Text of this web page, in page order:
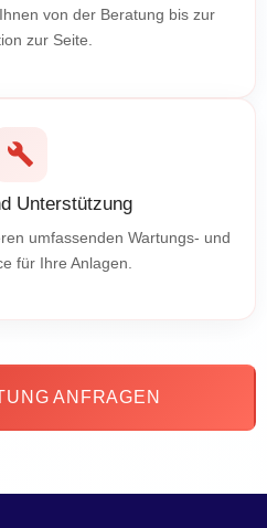
von der Beratung bis zur
zur Seite.
Unterstützung
umfassenden Wartungs- und
für Ihre Anlagen.
ANFRAGEN